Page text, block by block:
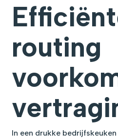
routing
In een drukke